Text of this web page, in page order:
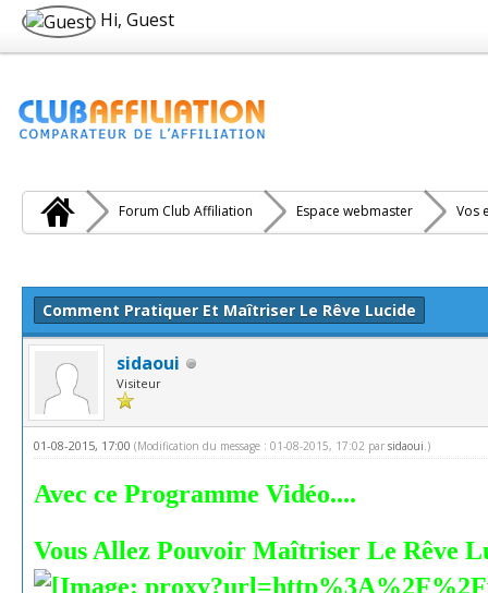
Hi, Guest
Forum Club Affiliation Espace webmaster Vos
Comment Pratiquer Et Maîtriser Le Rêve Lucide
sidaoui
Visiteur
01-08-2015, 17:00 (Modification du message : 01-08-2015, 17:02 par sidaoui.)
Avec ce Programme Vidéo....
Vous Allez Pouvoir Maîtriser Le Rêve